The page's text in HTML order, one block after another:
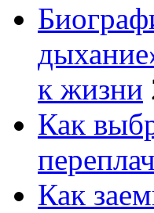
к жизни
Как
Как